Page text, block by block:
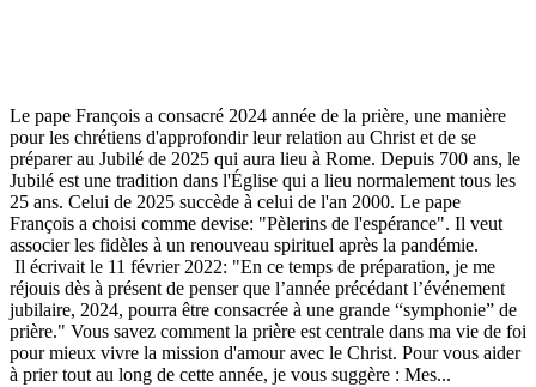
Le pape François a consacré 2024 année de la prière, une manière
pour les chrétiens d'approfondir leur relation au Christ et de se
préparer au Jubilé de 2025 qui aura lieu à Rome. Depuis 700 ans, le
Jubilé est une tradition dans l'Église qui a lieu normalement tous les
25 ans. Celui de 2025 succède à celui de l'an 2000. Le pape
François a choisi comme devise: "Pèlerins de l'espérance". Il veut
associer les fidèles à un renouveau spirituel après la pandémie.
Il écrivait le 11 février 2022: "En ce temps de préparation, je me
réjouis dès à présent de penser que l’année précédant l’événement
jubilaire, 2024, pourra être consacrée à une grande “symphonie” de
prière." Vous savez comment la prière est centrale dans ma vie de foi
pour mieux vivre la mission d'amour avec le Christ. Pour vous aider
à prier tout au long de cette année, je vous suggère : Mes...